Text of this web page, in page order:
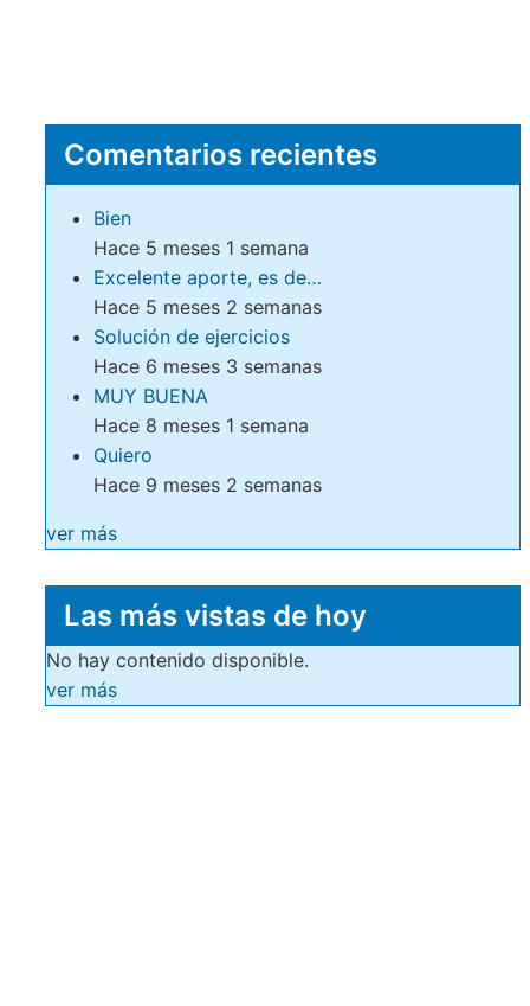
Comentarios recientes
Bien
Hace 5 meses 1 semana
Excelente aporte, es de…
Hace 5 meses 2 semanas
Solución de ejercicios
Hace 6 meses 3 semanas
MUY BUENA
Hace 8 meses 1 semana
Quiero
Hace 9 meses 2 semanas
ver más
Las más vistas de hoy
No hay contenido disponible.
ver más